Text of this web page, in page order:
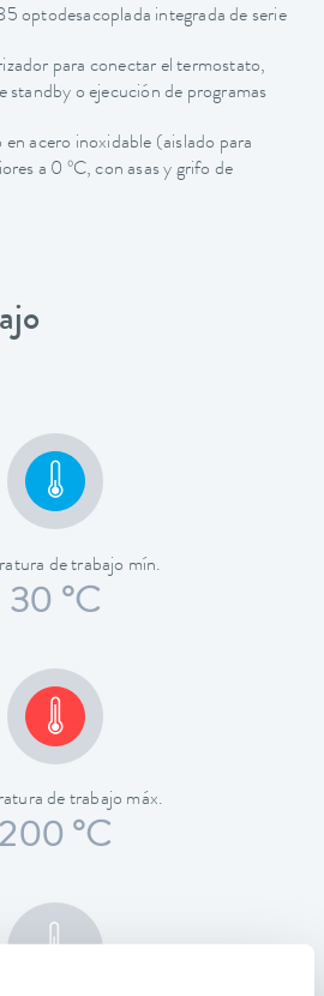
optodesacoplada integrada de serie
para conectar el termostato,
standby o ejecución de programas
en acero inoxidable (aislado para
a 0 ºC, con asas y grifo de
de trabajo mín.
30 °C
de trabajo máx.
200 °C